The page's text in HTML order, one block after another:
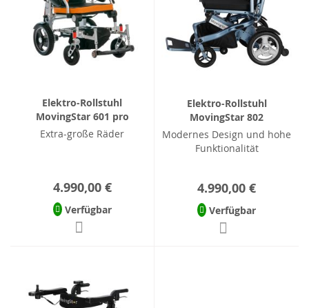
Elektro-Rollstuhl
MovingStar 601 pro
Extra-große Räder
4.990,00 €
Verfügbar
Elektro-Rollstuhl
MovingStar 802
Modernes Design und hohe
Funktionalität
4.990,00 €
Verfügbar